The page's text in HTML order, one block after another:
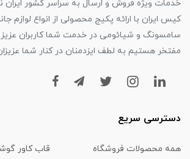
خدمات ویژه فروش و ارسال به سراسر کشور ایران
کیس ایران با ارائه پکیج محصولی از انواع لوازم
سامسونگ و شیائومی در خدمت شما کاربران
مفتخر هستیم به لطف ایزدمنان در کنار شما
دسترسی سریع
همه محصولات فروشگاه قاب کاور